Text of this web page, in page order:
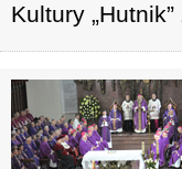
Kultury